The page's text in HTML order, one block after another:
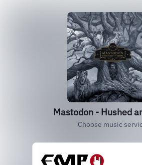
Mastodon - Hushed
Choose music